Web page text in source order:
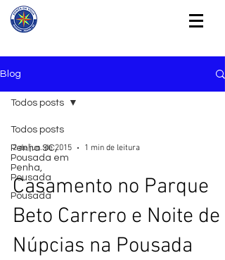
Blog
Todos posts
Penha SC,
Pousada em
Penha,
Pousada
Pousada
Todos posts
2 de jun. de 2015 1 min de leitura
Casamento no Parque
Beto Carrero e Noite de
Núpcias na Pousada